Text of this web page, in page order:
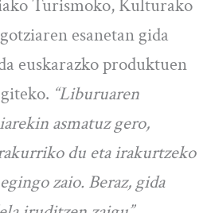
Turismoko, Kulturako
esanetan gida
euskarazko produktuen
“Liburuaren
asmatuz gero,
du eta irakurtzeko
zaio. Beraz, gida